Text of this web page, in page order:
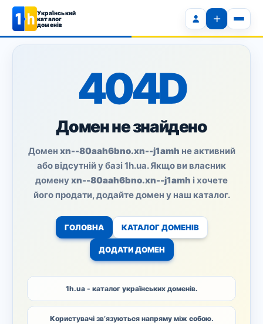
Український
каталог
доменів
404D
Домен не знайдено
Домен xn--80aah6bno.xn--j1amh не активний
або відсутній у базі 1h.ua. Якщо ви власник
доменуxn--80aah6bno.xn--j1amh і хочете
його продати, додайте домен у наш каталог.
ГОЛОВНА КАТАЛОГ ДОМЕНІВ
ДОДАТИ ДОМЕН
1h.ua - каталог українських доменів.
Користувачі зв’язуються напряму між собою.